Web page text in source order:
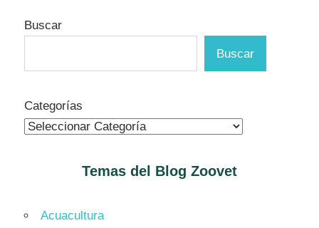
Buscar
Buscar
Categorías
Temas del Blog Zoovet
Acuacultura